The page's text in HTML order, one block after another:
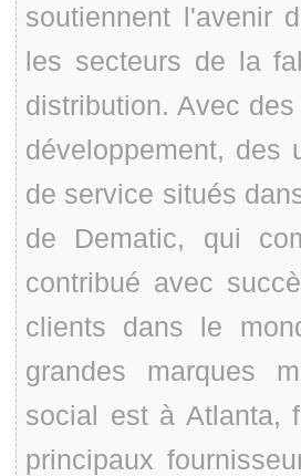
soutiennent l'avenir
les secteurs de la
distribution. Avec
développement, des
de service situés
de Dematic, qui
contribué avec
clients dans le
grandes marques
social est à Atlanta,
principaux